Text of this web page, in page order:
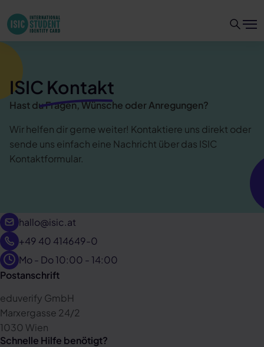
ISIC Kontakt
Hast du Fragen, Wünsche oder Anregungen?
Wir helfen dir gerne weiter! Kontaktiere uns direkt oder
sende uns einfach eine Nachricht über das ISIC
Kontaktformular.
hallo@isic.at
+49 40 414649-0
Mo - Do 10:00 - 14:00
Postanschrift
eduverify GmbH
Marxergasse 24/2
1030 Wien
Schnelle Hilfe benötigt?